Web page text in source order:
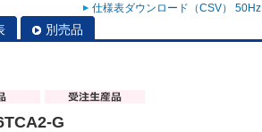
仕様表ダウンロード（CSV） 50Hz
別売品
G